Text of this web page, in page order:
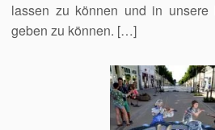
lassen zu können und in unsere
geben zu können. […]